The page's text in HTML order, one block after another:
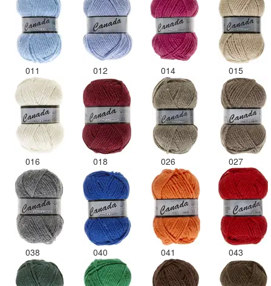
011 012 014 015
016 018 026 027
038 040 041 043